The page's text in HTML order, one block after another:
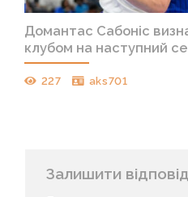
Домантас Сабоніс
клубом на наступний
227 aks701
Залишити